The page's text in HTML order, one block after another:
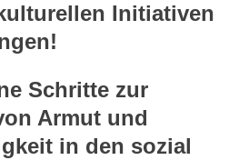
Initiativen
Schritte zur
Armut und
in den sozial